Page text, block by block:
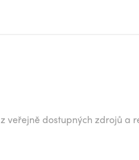
dostupných zdrojů a